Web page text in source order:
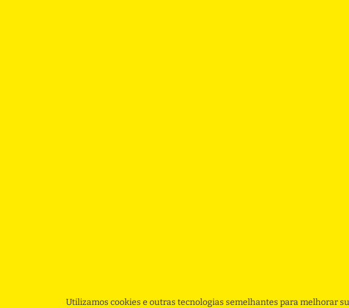
Utilizamos cookies e outras tecnologias semelhantes para melhorar